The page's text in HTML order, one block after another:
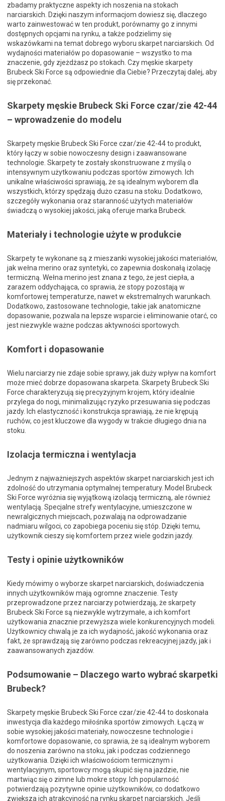
zbadamy praktyczne aspekty ich noszenia na stokach
narciarskich. Dzięki naszym informacjom dowiesz się, dlaczego
warto zainwestować w ten produkt, porównamy go z innymi
dostępnych opcjami na rynku, a także podzielimy się
wskazówkami na temat dobrego wyboru skarpet narciarskich. Od
wydajności materiałów po dopasowanie – wszystko to ma
znaczenie, gdy zjeżdżasz po stokach. Czy męskie skarpety
Brubeck Ski Force są odpowiednie dla Ciebie? Przeczytaj dalej, aby
się przekonać.
Skarpety męskie Brubeck Ski Force czar/zie 42-44
– wprowadzenie do modelu
Skarpety męskie Brubeck Ski Force czar/zie 42-44 to produkt,
który łączy w sobie nowoczesny design i zaawansowane
technologie. Skarpety te zostały skonstruowane z myślą o
intensywnym użytkowaniu podczas sportów zimowych. Ich
unikalne właściwości sprawiają, że są idealnym wyborem dla
wszystkich, którzy spędzają dużo czasu na stoku. Dodatkowo,
szczegóły wykonania oraz staranność użytych materiałów
świadczą o wysokiej jakości, jaką oferuje marka Brubeck.
Materiały i technologie użyte w produkcie
Skarpety te wykonane są z mieszanki wysokiej jakości materiałów,
jak wełna merino oraz syntetyki, co zapewnia doskonałą izolację
termiczną. Wełna merino jest znana z tego, że jest ciepła, a
zarazem oddychająca, co sprawia, że stopy pozostają w
komfortowej temperaturze, nawet w ekstremalnych warunkach.
Dodatkowo, zastosowane technologie, takie jak anatomiczne
dopasowanie, pozwala na lepsze wsparcie i eliminowanie otarć, co
jest niezwykle ważne podczas aktywności sportowych.
Komfort i dopasowanie
Wielu narciarzy nie zdaje sobie sprawy, jak duży wpływ na komfort
może mieć dobrze dopasowana skarpeta. Skarpety Brubeck Ski
Force charakteryzują się precyzyjnym krojem, który idealnie
przylega do nogi, minimalizując ryzyko przesuwania się podczas
jazdy. Ich elastyczność i konstrukcja sprawiają, że nie krępują
ruchów, co jest kluczowe dla wygody w trakcie długiego dnia na
stoku.
Izolacja termiczna i wentylacja
Jednym z najważniejszych aspektów skarpet narciarskich jest ich
zdolność do utrzymania optymalnej temperatury. Model Brubeck
Ski Force wyróżnia się wyjątkową izolacją termiczną, ale również
wentylacją. Specjalne strefy wentylacyjne, umieszczone w
newralgicznych miejscach, pozwalają na odprowadzanie
nadmiaru wilgoci, co zapobiega poceniu się stóp. Dzięki temu,
użytkownik cieszy się komfortem przez wiele godzin jazdy.
Testy i opinie użytkowników
Kiedy mówimy o wyborze skarpet narciarskich, doświadczenia
innych użytkowników mają ogromne znaczenie. Testy
przeprowadzone przez narciarzy potwierdzają, że skarpety
Brubeck Ski Force są niezwykle wytrzymałe, a ich komfort
użytkowania znacznie przewyższa wiele konkurencyjnych modeli.
Użytkownicy chwalą je za ich wydajność, jakość wykonania oraz
fakt, że sprawdzają się zarówno podczas rekreacyjnej jazdy, jak i
zaawansowanych zjazdów.
Podsumowanie – Dlaczego warto wybrać skarpetki
Brubeck?
Skarpety męskie Brubeck Ski Force czar/zie 42-44 to doskonała
inwestycja dla każdego miłośnika sportów zimowych. Łączą w
sobie wysokiej jakości materiały, nowoczesne technologie i
komfortowe dopasowanie, co sprawia, że są idealnym wyborem
do noszenia zarówno na stoku, jak i podczas codziennego
użytkowania. Dzięki ich właściwościom termicznym i
wentylacyjnym, sportowcy mogą skupić się na jazdzie, nie
martwiąc się o zimne lub mokre stopy. Ich popularność
potwierdzają pozytywne opinie użytkowników, co dodatkowo
zwiększa ich atrakcyjność na rynku skarpet narciarskich. Jeśli